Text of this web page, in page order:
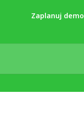
Zaplanuj demo